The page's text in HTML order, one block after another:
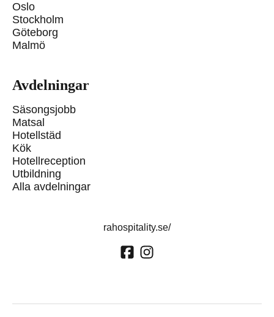
Oslo
Stockholm
Göteborg
Malmö
Avdelningar
Säsongsjobb
Matsal
Hotellstäd
Kök
Hotellreception
Utbildning
Alla avdelningar
rahospitality.se/